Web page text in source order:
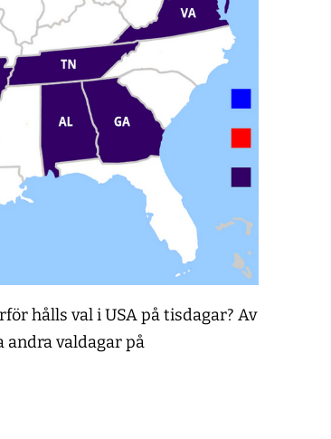
hålls val i USA på tisdagar? Av
valdagar på